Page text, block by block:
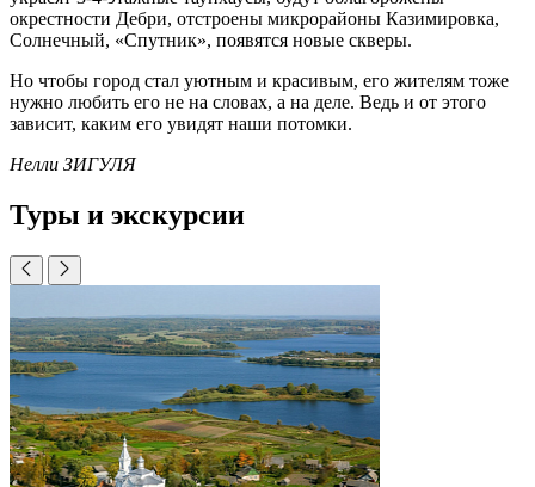
окрестности Дебри, отстроены микрорайоны Казимировка,
Солнечный, «Спутник», появятся новые скверы.
Но чтобы город стал уютным и красивым, его жителям тоже
нужно любить его не на словах, а на деле. Ведь и от этого
зависит, каким его увидят наши потомки.
Нелли ЗИГУЛЯ
Туры и экскурсии